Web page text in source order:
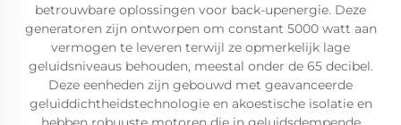
betrouwbare oplossingen voor back-upenergie. Deze
generatoren zijn ontworpen om constant 5000 watt aan
vermogen te leveren terwijl ze opmerkelijk lage
geluidsniveaus behouden, meestal onder de 65 decibel.
Deze eenheden zijn gebouwd met geavanceerde
geluiddichtheidstechnologie en akoestische isolatie en